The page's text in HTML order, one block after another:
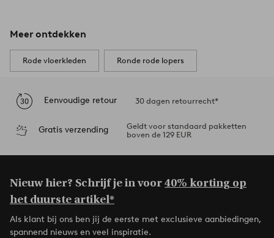
Meer ontdekken
Rode vloerkleden Ronde rode lopers
Eenvoudige retour 30 dagen retourrecht*
Gratis verzending
Geldt voor standaard pakketten
boven de 129 EUR
Nieuw hier? Schrijf je in voor40% korting op
het duurste artikel*
Als klant bij ons ben jij de eerste met exclusieve aanbiedingen,
spannend nieuws en veel inspiratie.